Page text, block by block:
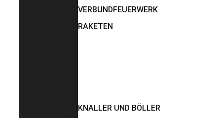
VERBUNDFEUERWERK
RAKETEN
KNALLER UND BÖLLER